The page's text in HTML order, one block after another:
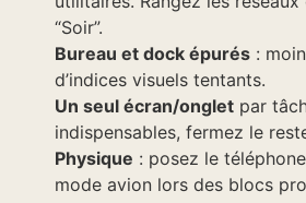
“Soir”.
Bureau et dock épurés :
d’indices visuels tentants.
Un seul écran/onglet par
indispensables, fermez le
Physique : posez le
mode avion lors des blocs